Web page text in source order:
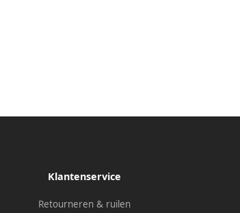
Klantenservice
Retourneren & ruilen